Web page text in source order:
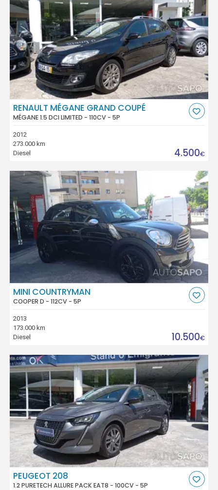
RENAULT MÉGANE GRAND COUPÉ
MÉGANE 1.5 DCI LIMITED - 110CV - 5P
2012
273.000 km
Diesel
4.500€
MINI COUNTRYMAN
COOPER D - 112CV - 5P
2013
173.000 km
Diesel
10.500€
PEUGEOT 208
1.2 PURETECH ALLURE PACK EAT8 - 100CV - 5P